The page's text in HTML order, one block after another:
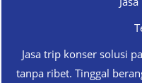
Jasa trip konser solusi
tanpa ribet. Tinggal